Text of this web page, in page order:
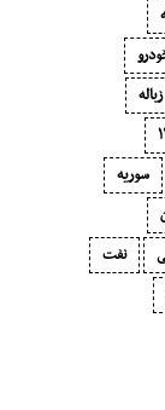
زباله
سوریه
نفت